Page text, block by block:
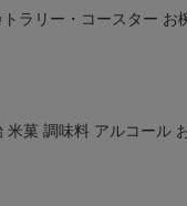
トラリー・コースター お
米菓 調味料 アルコール